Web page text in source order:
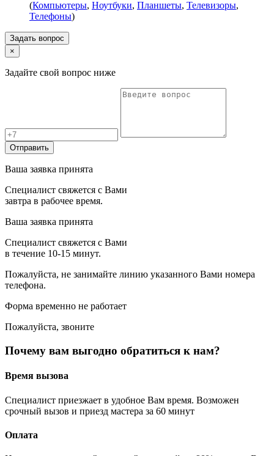
(Компьютеры, Ноутбуки, Планшеты, Телевизоры,
Телефоны)
Задать вопрос
×
Задайте свой вопрос ниже
Отправить
Ваша заявка принята
Специалист свяжется с Вами
завтра в рабочее время.
Ваша заявка принята
Специалист свяжется с Вами
в течение 10-15 минут.
Пожалуйста, не занимайте линию указанного Вами номера
телефона.
Форма временно не работает
Пожалуйста, звоните
Почему вам выгодно обратиться к нам?
Время вызова
Специалист приезжает в удобное Вам время. Возможен
срочный вызов и приезд мастера за 60 минут
Оплата